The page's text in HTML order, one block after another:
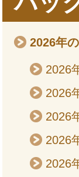
2026年
2026
2026
2026
2026
2026